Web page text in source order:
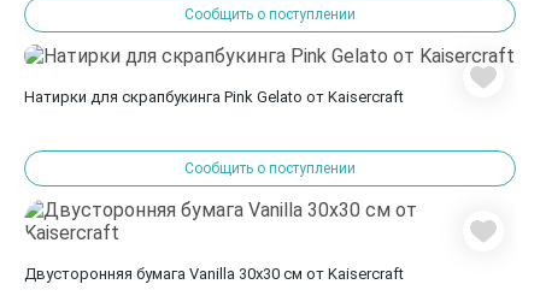
Сообщить о поступлении
Натирки для скрапбукинга Pink Gelato от Kaisercraft
Сообщить о поступлении
Двусторонняя бумага Vanilla 30х30 см от Kaisercraft